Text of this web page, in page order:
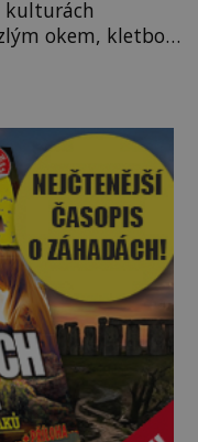
kulturách
okem, kletbou,
S tímto
ochrany lze
světě, je